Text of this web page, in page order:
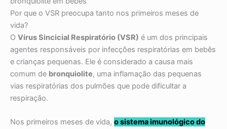
Por que o VSR preocupa tanto nos primeiros meses de
vida?
O Vírus Sincicial Respiratório (VSR) é um dos principais
agentes responsáveis por infecções respiratórias em bebês
e crianças pequenas. Ele é considerado a causa mais
comum de bronquiolite, uma inflamação das pequenas
vias respiratórias dos pulmões que pode dificultar a
respiração.
Nos primeiros meses de vida, o sistema imunológico do